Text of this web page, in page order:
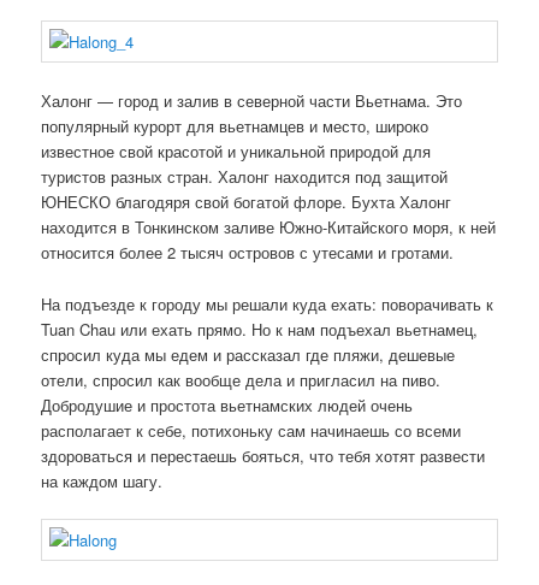
Халонг — город и залив в северной части Вьетнама. Это
популярный курорт для вьетнамцев и место, широко
известное свой красотой и уникальной природой для
туристов разных стран. Халонг находится под защитой
ЮНЕСКО благодяря свой богатой флоре. Бухта Халонг
находится в Тонкинском заливе Южно-Китайского моря, к ней
относится более 2 тысяч островов с утесами и гротами.
На подъезде к городу мы решали куда ехать: поворачивать к
Tuan Chau или ехать прямо. Но к нам подъехал вьетнамец,
спросил куда мы едем и рассказал где пляжи, дешевые
отели, спросил как вообще дела и пригласил на пиво.
Добродушие и простота вьетнамских людей очень
располагает к себе, потихоньку сам начинаешь со всеми
здороваться и перестаешь бояться, что тебя хотят развести
на каждом шагу.